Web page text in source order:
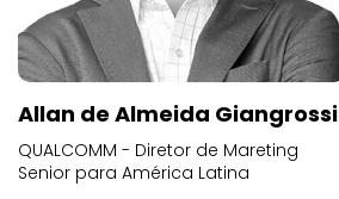
Allan de Almeida Giangrossi
QUALCOMM - Diretor de Mareting
Senior para América Latina